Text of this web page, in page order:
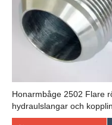
Honarmbåge 2502 Flare
hydraulslangar och